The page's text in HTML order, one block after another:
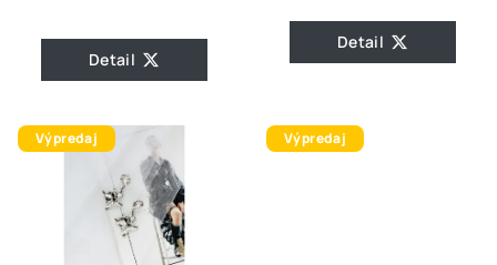
Detail
Detail
Výpredaj Výpredaj